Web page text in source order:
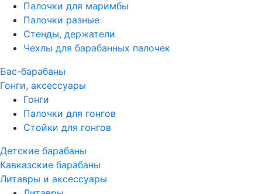
Палочки для маримбы
Палочки разные
Стенды, держатели
Чехлы для барабанных палочек
Бас-барабаны
Гонги, аксессуары
Гонги
Палочки для гонгов
Стойки для гонгов
Детские барабаны
Кавказские барабаны
Литавры и аксессуары